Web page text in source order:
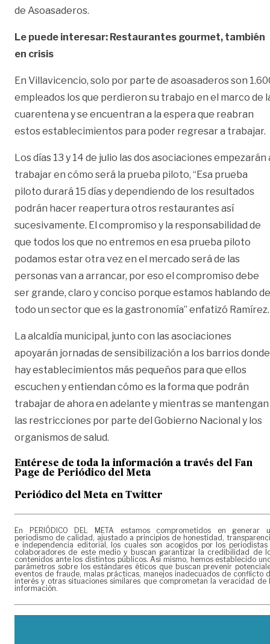
de Asoasaderos.
Le puede interesar: Restaurantes gourmet, también
en crisis
En Villavicencio, solo por parte de asoasaderos son
empleados los que perdieron su trabajo en el marco de
cuarentena y se encuentran a la espera que reabran
estos establecimientos para poder regresar a trabajar.
Los días 13 y 14 de julio las dos asociaciones empezarán
trabajar en cómo será la prueba piloto, “Esa prueba
piloto durará 15 días y dependiendo de los resultados
podrán hacer reapertura otros restaurantes así
sucesivamente. El compromiso y la responsabilidad de
que todos los que no entremos en esa prueba piloto
podamos estar otra vez en el mercado será de las
personas van a arrancar, por eso el compromiso debe
ser grande, claro y conciso porque estamos hablando de
todo un sector que es la gastronomía” enfatizó Ramírez.
La alcaldía municipal, junto con las asociaciones
apoyarán jornadas de sensibilización a los barrios donde
hay establecimientos más pequeños para que ellos
escuchen y entiendan cómo es la forma que podrán
trabajar de ahora en adelante y mientras se mantengan
las restricciones por parte del Gobierno Nacional y los
organismos de salud.
Entérese de toda la información a través del Fan
Page de Periódico del Meta
Periódico del Meta en Twitter
En PERIÓDICO DEL META estamos comprometidos en generar
periodismo de calidad, ajustado a principios de honestidad,
e independencia editorial, los cuales son acogidos por los periodistas
colaboradores de este medio y buscan garantizar la credibilidad de
contenidos ante los distintos públicos. Así mismo, hemos establecido
parámetros sobre los estándares éticos que buscan prevenir
eventos de fraude, malas prácticas, manejos inadecuados de conflicto
interés y otras situaciones similares que comprometan la veracidad de
información.